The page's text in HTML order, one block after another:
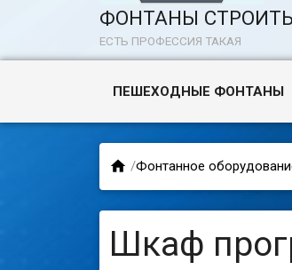
ФОНТАНЫ
ЕСТЬ ПРОФЕССИЯ ТАКАЯ
ПЕШЕХОДНЫЕ ФОНТАНЫ
 /Фонтанное
Шкаф